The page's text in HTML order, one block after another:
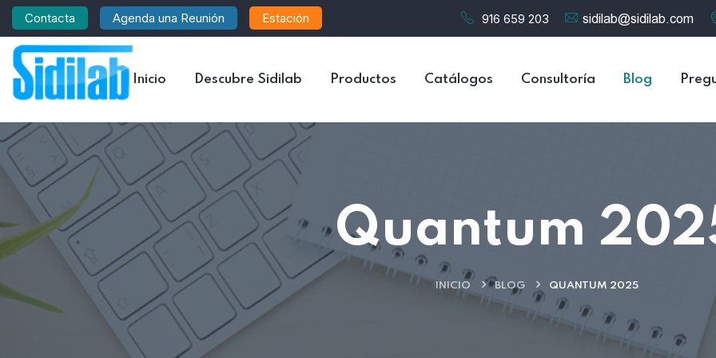
Contacta Agenda una Reunión Estación 916 659 203
Inicio Descubre Sidilab Productos Catálogos Consultoría Blog
Quantum
INICIO BLOG QUANTUM 2025